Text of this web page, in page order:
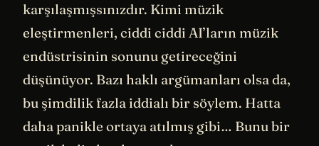
karşılaşmışsınızdır. Kimi müzik
eleştirmenleri, ciddi ciddi AI’ların müzik
endüstrisinin sonunu getireceğini
düşünüyor. Bazı haklı argümanları olsa da,
bu şimdilik fazla iddialı bir söylem. Hatta
daha panikle ortaya atılmış gibi… Bunu bir